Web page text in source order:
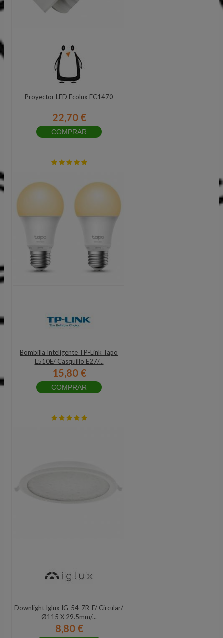
Proyector LED Ecolux EC1470
22,70 €
COMPRAR
Bombilla Inteligente TP-Link Tapo
L510E/ Casquillo E27/...
15,80 €
COMPRAR
Downlight Iglux IG-54-7R-F/ Circular/
Ø115 X 29.5mm/...
8,80 €